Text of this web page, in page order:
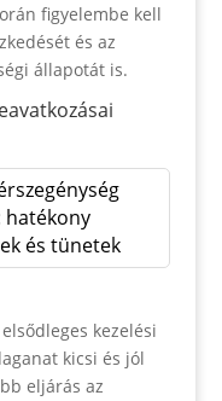
figyelembe kell
és az
állapotát is.
hatékony
és tünetek
kezelési
kicsi és jól
eljárás az